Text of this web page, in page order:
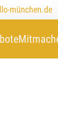
münchen.de